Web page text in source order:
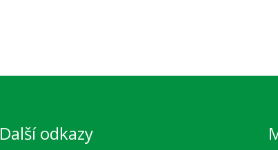
Další odkazy